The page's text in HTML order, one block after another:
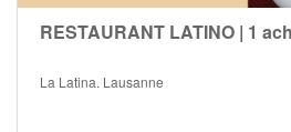
RESTAURANT LATINO | 1
La Latina, Lausanne